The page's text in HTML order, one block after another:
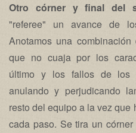
Otro córner y final del
"referee" un avance de
Anotamos una
que no cuaja por los
último y los fallos de los
anulando y perjudicando
resto del equipo a la vez
cada paso. Se tira un